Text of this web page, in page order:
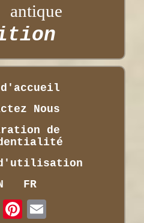
antique
d'accueil
Nous
de
d'utilisation
FR